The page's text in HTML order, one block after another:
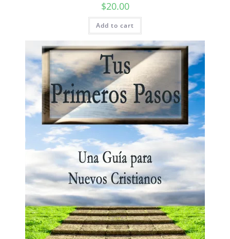
$20.00
Add to cart